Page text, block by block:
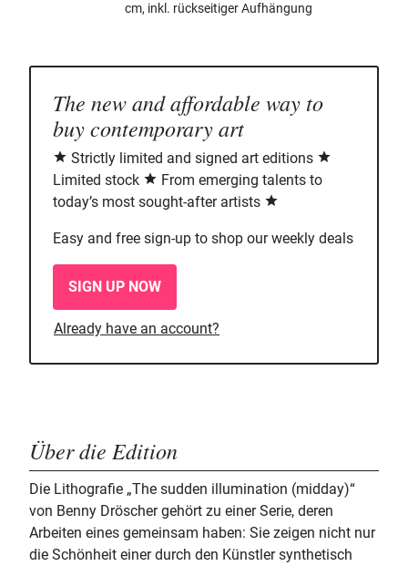
cm, inkl. rückseitiger Aufhängung
The new and affordable way to
buy contemporary art
Strictly limited and signed art editions
Limited stock
From emerging talents to
today’s most sought-after artists
Easy and free sign-up to shop our weekly deals
SIGN UP NOW
Already have an account?
Über die Edition
Die Lithografie „The sudden illumination (midday)“
von Benny Dröscher gehört zu einer Serie, deren
Arbeiten eines gemeinsam haben: Sie zeigen nicht nur
die Schönheit einer durch den Künstler synthetisch